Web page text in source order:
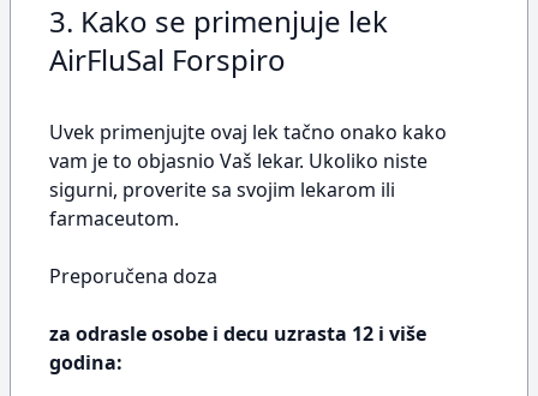
3. Kako se primenjuje lek
AirFluSal Forspiro
Uvek primenjujte ovaj lek tačno onako kako
vam je to objasnio Vaš lekar. Ukoliko niste
sigurni, proverite sa svojim lekarom ili
farmaceutom.
Preporučena doza
za odrasle osobe i decu uzrasta 12 i više
godina: